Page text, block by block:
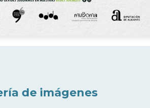
de imágenes